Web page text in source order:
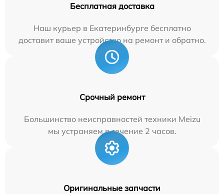
Бесплатная доставка
Наш курьер в Екатеринбурге бесплатно
доставит ваше устройство на ремонт и обратно.
Срочный ремонт
Большинство неисправностей техники Meizu
мы устраняем в течение 2 часов.
Оригинальные запчасти